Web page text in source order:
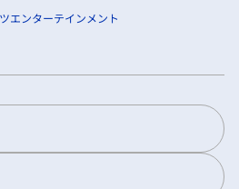
エンターテインメント